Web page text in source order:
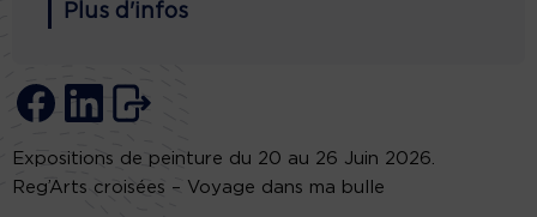
Plus d'infos
Expositions de peinture du 20 au 26 Juin 2026.
Reg’Arts croisées – Voyage dans ma bulle